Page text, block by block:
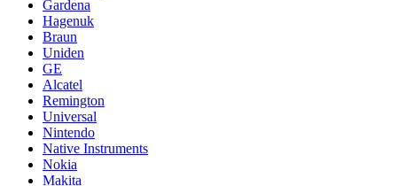
Gardena
Hagenuk
Braun
Uniden
GE
Alcatel
Remington
Universal
Nintendo
Native Instruments
Nokia
Makita